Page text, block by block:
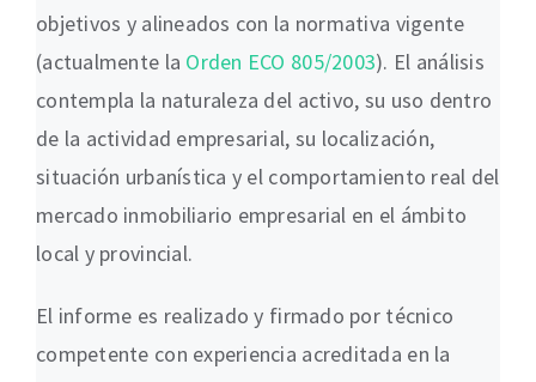
objetivos y alineados con la normativa vigente
(actualmente la Orden ECO 805/2003). El análisis
contempla la naturaleza del activo, su uso dentro
de la actividad empresarial, su localización,
situación urbanística y el comportamiento real del
mercado inmobiliario empresarial en el ámbito
local y provincial.
El informe es realizado y firmado por técnico
competente con experiencia acreditada en la